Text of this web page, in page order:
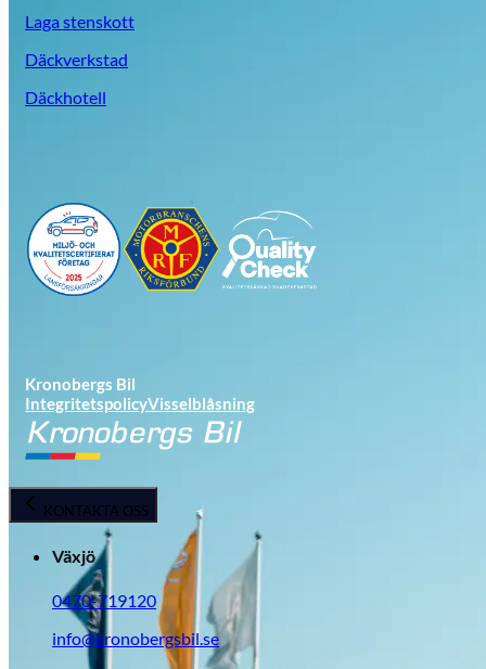
Laga stenskott
Däckverkstad
Däckhotell
Kronobergs Bil
IntegritetspolicyVisselblåsning
KONTAKTA OSS
Växjö
0470-719120
info@kronobergsbil.se